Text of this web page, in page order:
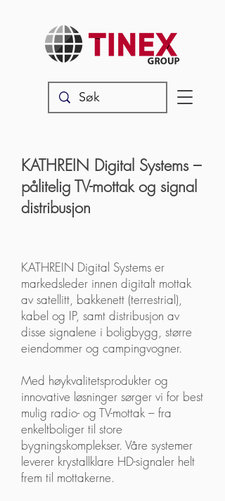
KATHREIN Digital Systems –
pålitelig TV-mottak og signal
distribusjon
KATHREIN Digital Systems er
markedsleder innen digitalt mottak
av satellitt, bakkenett (terrestrial),
kabel og IP, samt distribusjon av
disse signalene i boligbygg, større
eiendommer og campingvogner.
Med høykvalitetsprodukter og
innovative løsninger sørger vi for best
mulig radio- og TV-mottak – fra
enkeltboliger til store
bygningskomplekser. Våre systemer
leverer krystallklare HD-signaler helt
frem til mottakerne.